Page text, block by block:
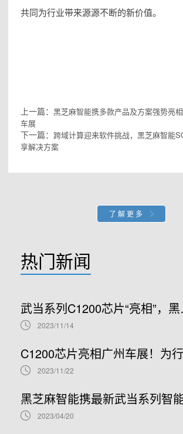
共同为行业带来源源不断的新价值。
上一篇： 黑芝麻智能携多款产品及方案强势亮
车展
下一篇： 跨域计算迎来软件挑战，黑芝麻智能
享解决方案
了解更多
热门新闻
武当系列
2023/11/14
2023/11/22
2023/04/20